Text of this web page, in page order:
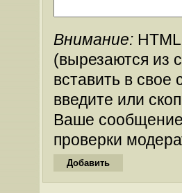
Внимание:
(вырезаются из
вставить в
введите или
Ваше
проверки